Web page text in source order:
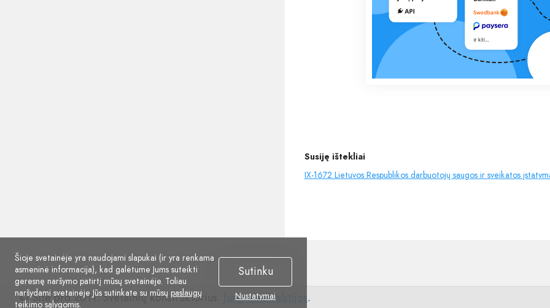
Susiję ištekliai
IX-1672 Lietuvos Respublikos darbuotojų saugos ir sveikatos
© Site.pro 2011. Svetainių konstruktorius. Jungtinės Valstijos .
Šioje svetainėje yra naudojami slapukai (ir yra renkama
asmeninė informacija), kad galėtume Jums suteikti
geresnę naršymo patirtį mūsų svetainėje. Toliau
naršydami svetainėje Jūs sutinkate su mūsų paslaugų
teikimo sąlygomis.
Sutinku
Nustatymai